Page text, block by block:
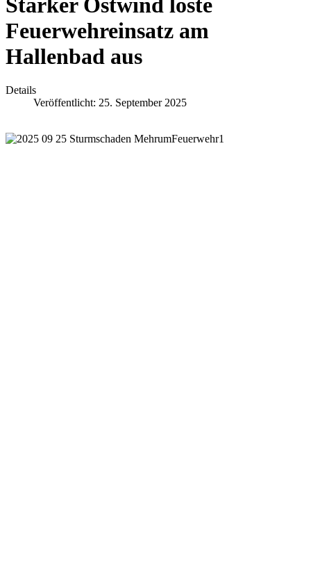
Feuerwehreinsatz am
Hallenbad aus
Details
Veröffentlicht: 25. September 2025